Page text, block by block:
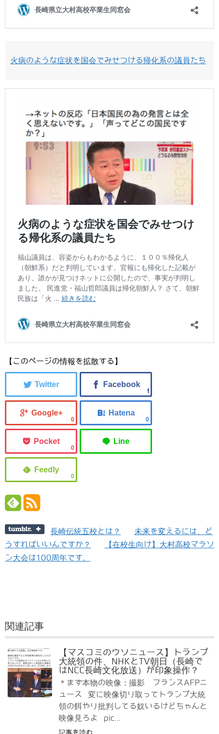
火病のような症状を国会でみせつける帰化系の議員たち
【このページの情報を拡散する】
0 0
0
0
長崎伝統五校とは？
未来を変えるには、ど
うすればいいんですか？
【在校生向け】大村高校マラソ
ン大会は100周年です。
関連記事
【マスコミのウソニュース】トランプ
大統領の件、NHKとTV朝日（長崎で
はNCC長崎文化放送）が印象操作？
＊まず本物の映像：撮影 フランスAFPニ
ュース 変に映像切り取ってトランプ大統
領の餌やり批判してる奴いるけどちゃんと
映像見ろよ pic...